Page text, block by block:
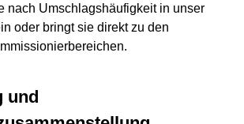
nach Umschlagshäufigkeit in unser
oder bringt sie direkt zu den
und